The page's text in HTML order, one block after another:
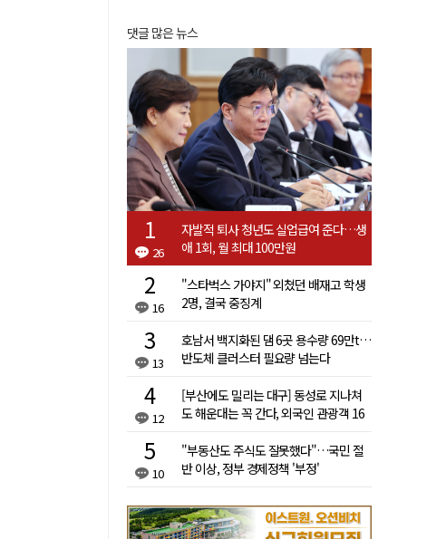
댓글 많은 뉴스
26
자발적 퇴사 청년도 실업급여 준다…생
애 1회, 월 최대 100만원
16
"스타벅스 가야지" 외쳤던 배재고 학생
2명, 결국 중징계
13
호남서 백지화된 댐 6곳 용수량 69만t…
반도체 클러스터 필요량 넘는다
12
[부산에도 밀리는 대구] 동성로 지나쳐
도 해운대는 꼭 간다, 외국인 관광객 16
10
"부동산도 주식도 잘못했다"…국민 절
반 이상, 정부 경제정책 '부정'